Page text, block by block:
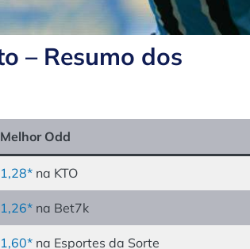
– Resumo dos
Melhor Odd
1,28* na KTO
1,26* na Bet7k
1,60* na Esportes da Sorte